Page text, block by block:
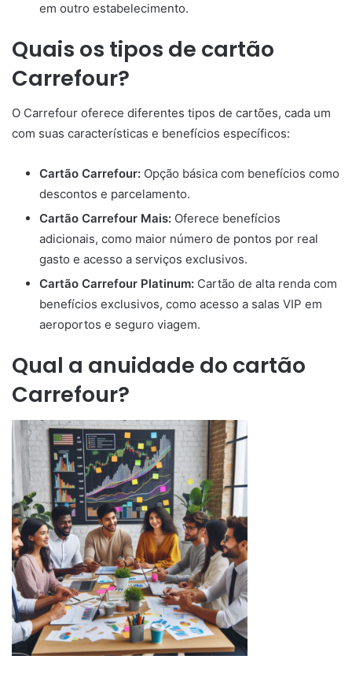
em outro estabelecimento.
Quais os tipos de cartão
Carrefour?
O Carrefour oferece diferentes tipos de cartões, cada um
com suas características e benefícios específicos:
Cartão Carrefour: Opção básica com benefícios como
descontos e parcelamento.
Cartão Carrefour Mais: Oferece benefícios
adicionais, como maior número de pontos por real
gasto e acesso a serviços exclusivos.
Cartão Carrefour Platinum: Cartão de alta renda com
benefícios exclusivos, como acesso a salas VIP em
aeroportos e seguro viagem.
Qual a anuidade do cartão
Carrefour?